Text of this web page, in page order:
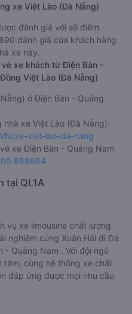
xe Việt Lào (Đà Nẵng)
đánh giá với số điểm
đánh giá của khách hàng
xe này.
xe khách từ Điện Bàn -
Việt Lào (Đà Nẵng)
ở Điện Bàn - Quảng
nhà xe Việt Lào (Đà Nẵng):
xe-viet-lao-da-nang
xe Điện Bàn - Quảng Nam
888684
tại QL1A
vụ xe limousine chất lượng
nghiệm cùng Xuân Hải đi Đà
Quảng Nam . Với đội ngũ
tâm, cùng hệ thống xe chất
đáp ứng được mọi nhu cầu